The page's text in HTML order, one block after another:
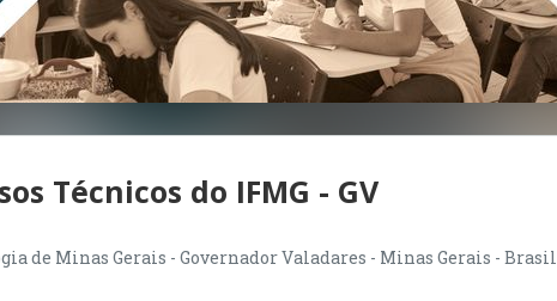
Técnicos do IFMG - GV
de Minas Gerais - Governador Valadares - Minas Gerais - Brasil